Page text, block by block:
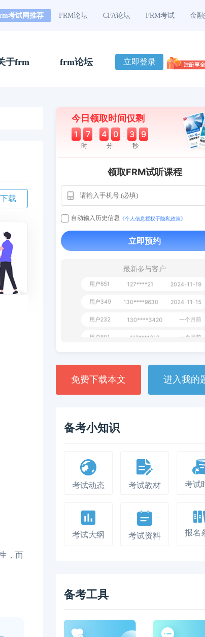
考试网推荐 FRM论坛 CFA论坛 FRM考试 金
于frm frm论坛 立即登录
下载
，而
今日领取时间仅剩
1 7 : 4 0 : 3 8
时 分 秒
领取FRM试听课程
自动输入历史信息 《个人信息授权于隐私政策》
立即预约
最新参与客户
112****290
**dAB 130****2737 2024-10-10
用户987 130****6344 2024-09-13
免费下载本文 进入我的
备考小知识
考试动态 考试教材 考试
考试大纲 考试资料 报名
备考工具